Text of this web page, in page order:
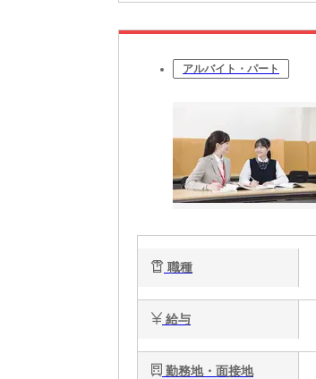
アルバイト・パート
職種
給与
勤務地・面接地